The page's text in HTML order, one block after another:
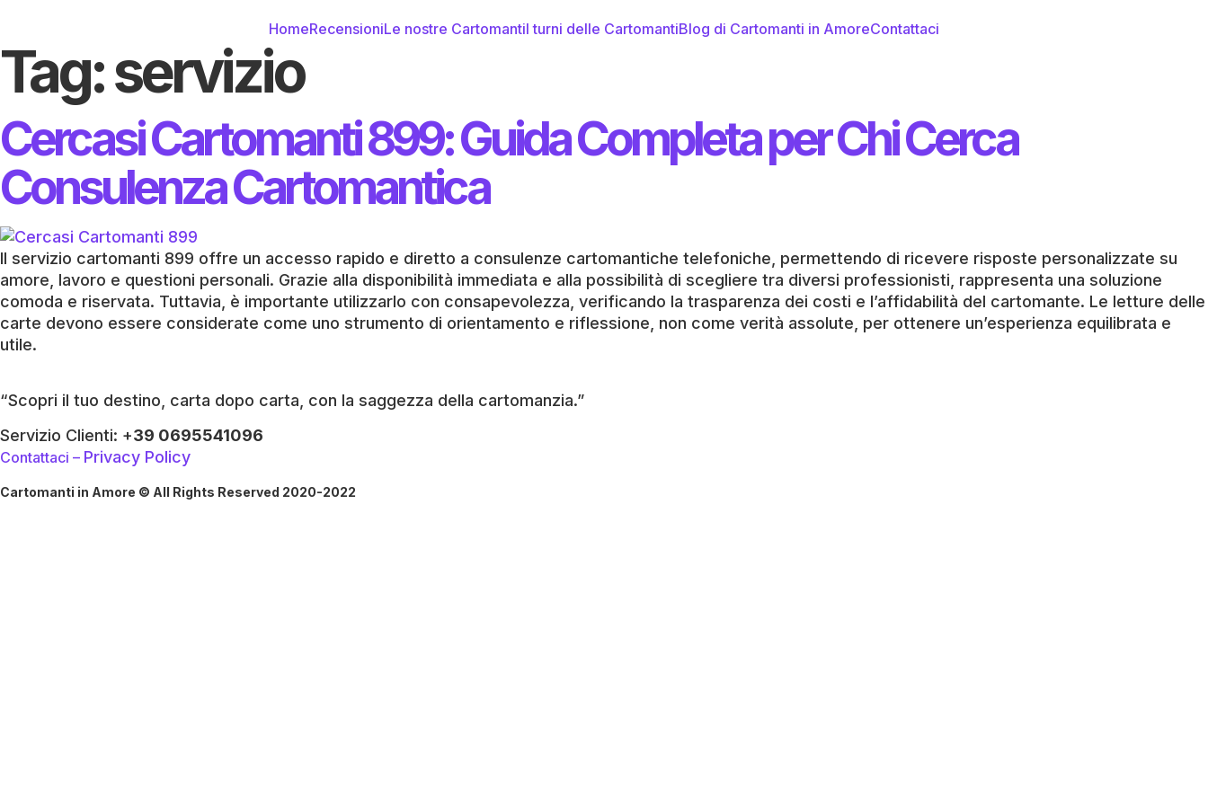
HomeRecensioniLe nostre CartomantiI turni delle CartomantiBlog di Cartomanti in AmoreContattaci
Tag:servizio
Cercasi Cartomanti 899: Guida Completa per Chi Cerca
Consulenza Cartomantica
Il servizio cartomanti 899 offre un accesso rapido e diretto a consulenze cartomantiche telefoniche, permettendo di ricevere risposte personalizzate su
amore, lavoro e questioni personali. Grazie alla disponibilità immediata e alla possibilità di scegliere tra diversi professionisti, rappresenta una soluzione
comoda e riservata. Tuttavia, è importante utilizzarlo con consapevolezza, verificando la trasparenza dei costi e l’affidabilità del cartomante. Le letture delle
carte devono essere considerate come uno strumento di orientamento e riflessione, non come verità assolute, per ottenere un’esperienza equilibrata e
utile.
“Scopri il tuo destino, carta dopo carta, con la saggezza della cartomanzia.”
Servizio Clienti: +39 0695541096
Contattaci – Privacy Policy
Cartomanti in Amore © All Rights Reserved 2020-2022